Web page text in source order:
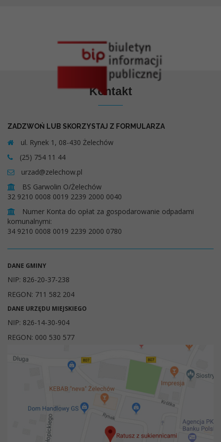
Kontakt
ZADZWOŃ LUB SKORZYSTAJ Z FORMULARZA
ul. Rynek 1, 08-430 Żelechów
(25) 754 11 44
urzad@zelechow.pl
BS Garwolin O/Żelechów
32 9210 0008 0019 2239 2000 0040
Numer Konta do opłat za gospodarowanie odpadami
komunalnymi:
34 9210 0008 0019 2239 2000 0780
DANE GMINY
NIP: 826-20-37-238
REGON: 711 582 204
DANE URZĘDU MIEJSKIEGO
NIP: 826-14-30-904
REGON: 000 530 577